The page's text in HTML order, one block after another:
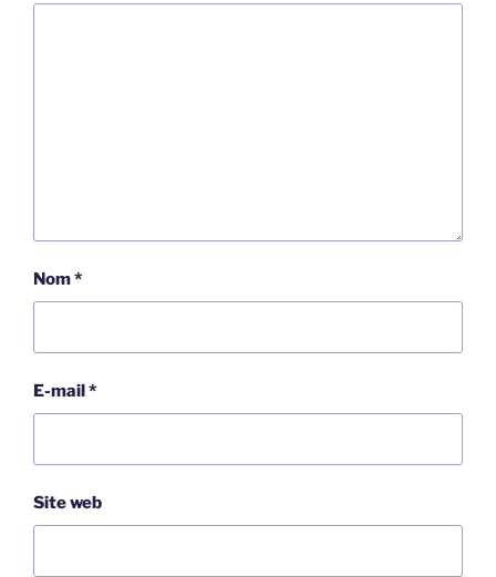
Nom*
E-mail *
Site web